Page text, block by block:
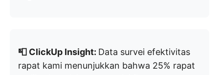
📮 ClickUp Insight: Data survei efektivitas
rapat kami menunjukkan bahwa 25% rapat